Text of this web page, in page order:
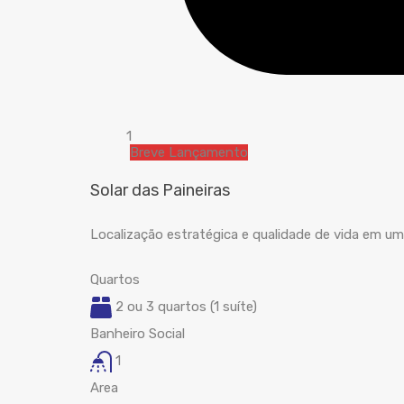
1
Breve Lançamento
Solar das Paineiras
Localização estratégica e qualidade de vida em
Quartos
2 ou 3 quartos (1 suíte)
Banheiro Social
1
Area